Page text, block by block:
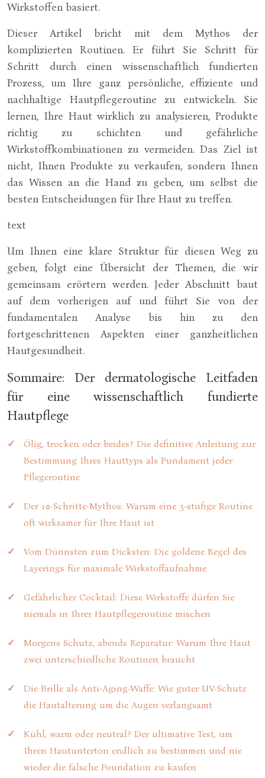
Wirkstoffen basiert.
Dieser Artikel bricht mit dem Mythos der
komplizierten Routinen. Er führt Sie Schritt für
Schritt durch einen wissenschaftlich fundierten
Prozess, um Ihre ganz persönliche, effiziente und
nachhaltige Hautpflegeroutine zu entwickeln. Sie
lernen, Ihre Haut wirklich zu analysieren, Produkte
richtig zu schichten und gefährliche
Wirkstoffkombinationen zu vermeiden. Das Ziel ist
nicht, Ihnen Produkte zu verkaufen, sondern Ihnen
das Wissen an die Hand zu geben, um selbst die
besten Entscheidungen für Ihre Haut zu treffen.
text
Um Ihnen eine klare Struktur für diesen Weg zu
geben, folgt eine Übersicht der Themen, die wir
gemeinsam erörtern werden. Jeder Abschnitt baut
auf dem vorherigen auf und führt Sie von der
fundamentalen Analyse bis hin zu den
fortgeschrittenen Aspekten einer ganzheitlichen
Hautgesundheit.
Sommaire: Der dermatologische Leitfaden
für eine wissenschaftlich fundierte
Hautpflege
Ölig, trocken oder beides? Die definitive Anleitung zur
Bestimmung Ihres Hauttyps als Fundament jeder
Pflegeroutine
Der 10-Schritte-Mythos: Warum eine 3-stufige Routine
oft wirksamer für Ihre Haut ist
Vom Dünnsten zum Dicksten: Die goldene Regel des
Layerings für maximale Wirkstoffaufnahme
Gefährlicher Cocktail: Diese Wirkstoffe dürfen Sie
niemals in Ihrer Hautpflegeroutine mischen
Morgens Schutz, abends Reparatur: Warum Ihre Haut
zwei unterschiedliche Routinen braucht
Die Brille als Anti-Aging-Waffe: Wie guter UV-Schutz
die Hautalterung um die Augen verlangsamt
Kühl, warm oder neutral? Der ultimative Test, um
Ihren Hautunterton endlich zu bestimmen und nie
wieder die falsche Foundation zu kaufen